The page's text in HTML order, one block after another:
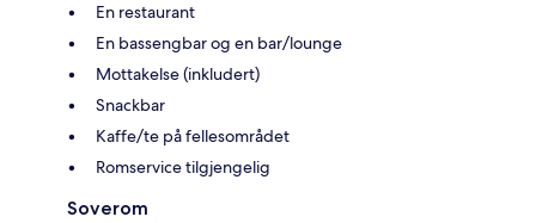
En restaurant
En bassengbar og en bar/lounge
Mottakelse (inkludert)
Snackbar
Kaffe/te på fellesområdet
Romservice tilgjengelig
Soverom